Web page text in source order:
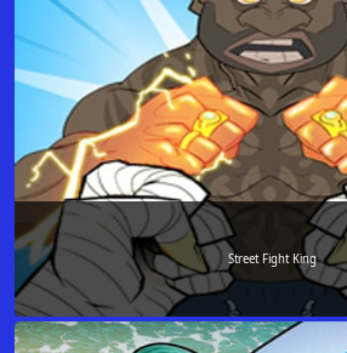
Street Fight King